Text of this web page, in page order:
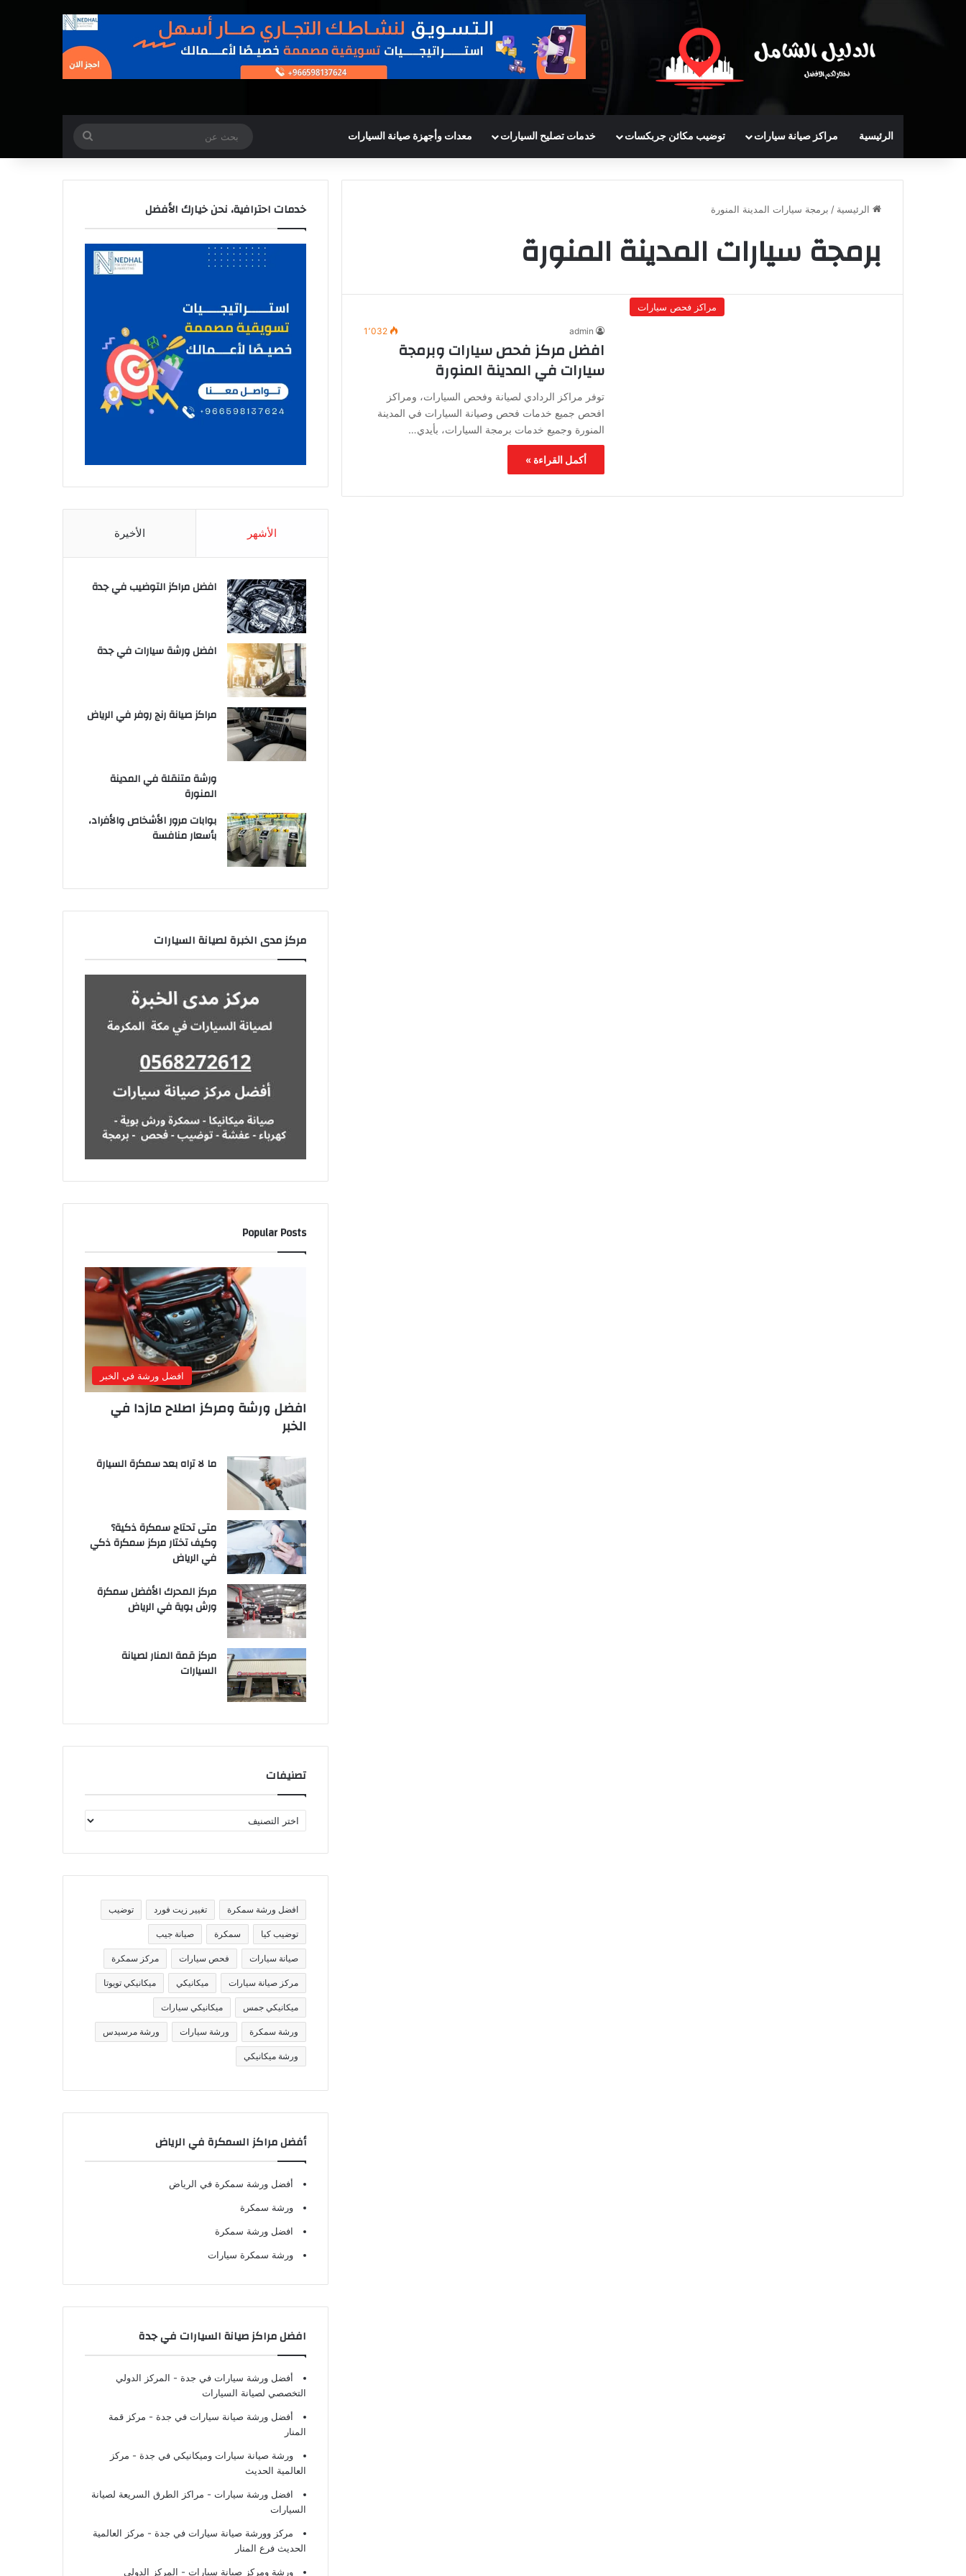
الرئيسية مراكز صيانة سيارات توضيب مكائن جربكسات خدمات تصليح السيارات معدات وأجهزة صيانة السيارات
عن
الرئيسية / برمجة سيارات المدينة المنورة
برمجة سيارات المدينة المنورة
مراكز فحص سيارات
admin 1٬032
افضل مركز فحص سيارات وبرمجة
سيارات في المدينة المنورة
توفر مراكز الردادي لصيانة وفحص السيارات، ومراكز
افحص جميع خدمات فحص وصيانة السيارات في المدينة
المنورة وجميع خدمات برمجة السيارات، بأيدي…
أكمل القراءة »
خدمات احترافية، نحن خيارك الأفضل
الأشهر الأخيرة
افضل مراكز التوضيب في جدة
افضل ورشة سيارات في جدة
مراكز صيانة رنج روفر في الرياض
ورشة متنقلة في المدينة
المنورة
بوابات مرور الأشخاص والأفراد،
بأسعار منافسة
مركز مدى الخبرة لصيانة السيارات
Popular Posts
افضل ورشة في الخبر
افضل ورشة ومركز اصلاح مازدا في
الخبر
ما لا تراه بعد سمكرة السيارة
متى تحتاج سمكرة ذكية؟
وكيف تختار مركز سمكرة ذكي
في الرياض
مركز المحرك الأفضل سمكرة
ورش بوية في الرياض
مركز قمة المنار لصيانة
السيارات
تصنيفات
ص
ف
تافضل ورشة سمكرة تغيير زيت فورد توضيب
توضيب كيا سمكرة صيانة جيب
صيانة سيارات فحص سيارات مركز سمكرة
مركز صيانة سيارات ميكانيكي ميكانيكي تويوتا
ميكانيكي جمس ميكانيكي سيارات
ورشة سمكرة ورشة سيارات ورشة مرسيدس
ورشة ميكانيكي
أفضل مراكز السمكرة في الرياض
أفضل ورشة سمكرة في الرياض
ورشة سمكرة
افضل ورشة سمكرة
ورشة سمكرة سيارات
افضل مراكز صيانة السيارات في جدة
أفضل ورشة سيارات في جدة - المركز الدولي
التخصصي لصيانة السيارات
أفضل ورشة صيانة سيارات في جدة - مركز قمة
المنار
ورشة صيانة سيارات وميكانيكي في جدة - مركز
العالمية الحديث
افضل ورشة سيارات - مراكز الطرق السريعة لصيانة
السيارات
مركز وورشة صيانة سيارات في جدة - مركز العالمية
الحديث فرع المنار
ورشة ومركز صيانة سيارات - المركز الدولي